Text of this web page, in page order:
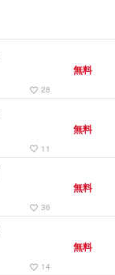
favorite_border 28
無料
favorite_border 11
無料
favorite_border 36
無料
favorite_border 14
無料